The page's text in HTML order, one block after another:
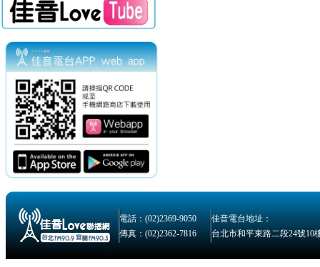
電話：(02)2369-9050
佳音電台地址：
傳真：(02)2362-7816
台北市和平東路二段24號10